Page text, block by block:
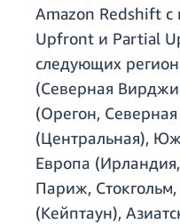
Amazon Redshift
Upfront и Partial
следующих
(Северная
(Орегон,
(Центральная),
Европа
Париж,
(Кейптаун),